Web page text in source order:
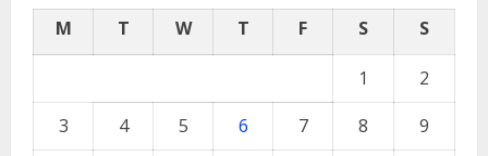
M T W T F S S
1
2
3
4 5 6 7 8
9